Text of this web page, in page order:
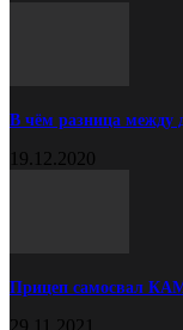
В чём разница между
19.12.2020
Прицеп самосвал
29.11.2021